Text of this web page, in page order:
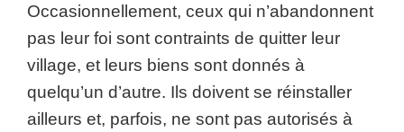
Occasionnellement, ceux qui n’abandonnent
pas leur foi sont contraints de quitter leur
village, et leurs biens sont donnés à
quelqu’un d’autre. Ils doivent se réinstaller
ailleurs et, parfois, ne sont pas autorisés à